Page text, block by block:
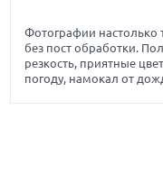
Фотографии настолько
без пост обработки.
резкость, приятные
погоду, намокал от